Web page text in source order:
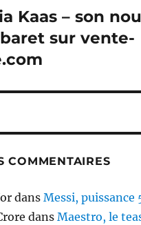
Kaas – son
sur vente-
COMMENTAIRES
dansMessi, puissance
dansMaestro, le